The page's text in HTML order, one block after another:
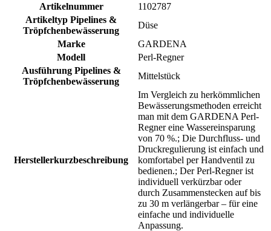
Artikelnummer
1102787
Artikeltyp Pipelines &
Tröpfchenbewässerung
Düse
Marke
GARDENA
Modell
Perl-Regner
Ausführung Pipelines &
Tröpfchenbewässerung
Mittelstück
Herstellerkurzbeschreibung
Im Vergleich zu herkömmlichen
Bewässerungsmethoden erreicht
man mit dem GARDENA Perl-
Regner eine Wassereinsparung
von 70 %.; Die Durchfluss- und
Druckregulierung ist einfach und
komfortabel per Handventil zu
bedienen.; Der Perl-Regner ist
individuell verkürzbar oder
durch Zusammenstecken auf bis
zu 30 m verlängerbar – für eine
einfache und individuelle
Anpassung.